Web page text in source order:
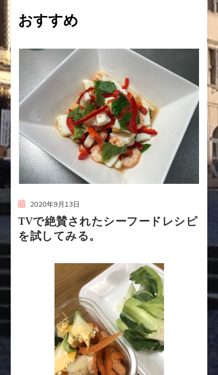
シ
ョ
ン
おすすめ
2020年9月13日
TVで絶賛されたシーフードレシピ
を試してみる。